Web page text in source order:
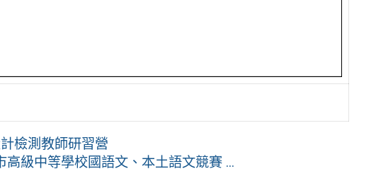
檢測教師研習營
高級中等學校國語文、本土語文競賽 ...